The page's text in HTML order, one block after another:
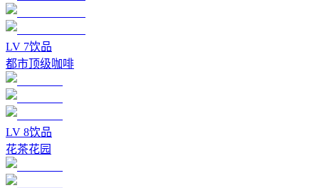
LV 7饮品
都市顶级咖啡
LV 8饮品
花茶花园